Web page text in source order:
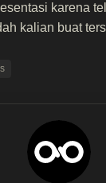
karena
kalian buat